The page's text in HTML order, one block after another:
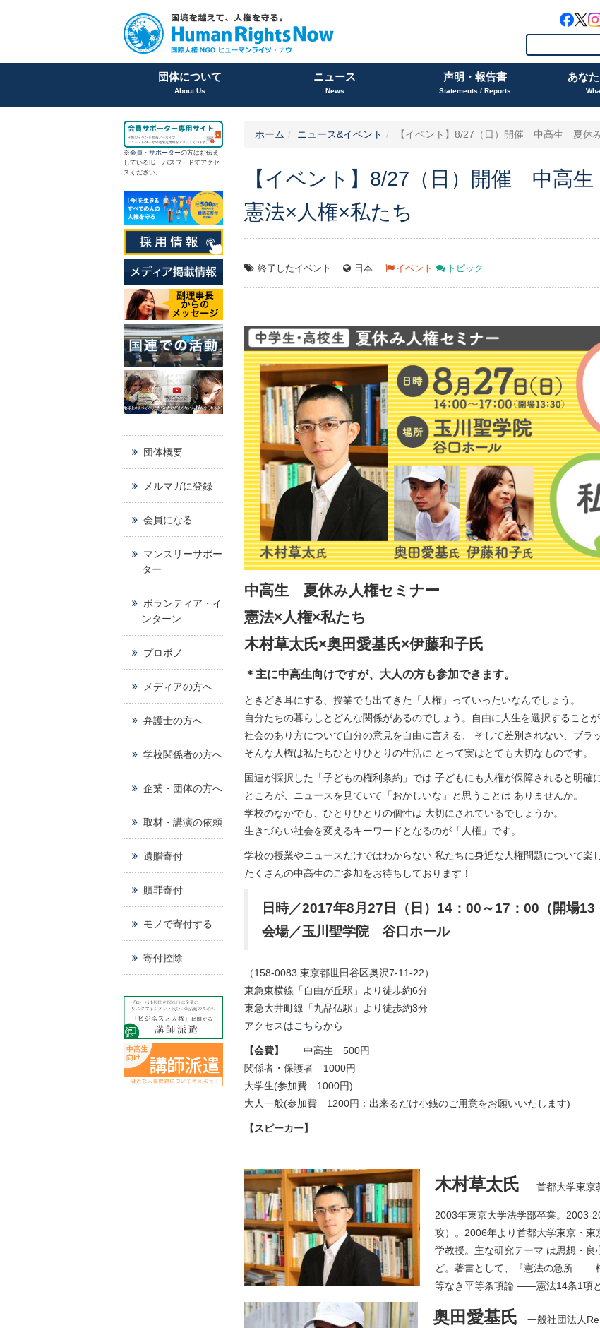
団体について
About Us
ニュース
News
声明・報告書
Statements / Reports
あな
ホーム ニュース&イベント 【イベント】8/27（日）開催 中高生 夏休
【イベント】8/27（日）開催 中高
憲法×人権×私たち
終了したイベント 日本 イベント トピック
中高生 夏休み人権セミナー
憲法×人権×私たち
木村草太氏×奥田愛基氏×伊藤和子氏
＊主に中高生向けですが、大人の方も参加できます。
ときどき耳にする、授業でも出てきた「人権」っていったいなんでしょう。
自分たちの暮らしとどんな関係があるのでしょう。自由に人生を選択することが
社会のあり方について自分の意見を自由に言える、 そして差別されない、ブラ
そんな人権は私たちひとりひとりの生活に とって実はとても大切なものです。
国連が採択した「子どもの権利条約」では 子どもにも人権が保障されると明確
ところが、ニュースを見ていて「おかしいな」と思うことは ありませんか。
学校のなかでも、ひとりひとりの個性は 大切にされているでしょうか。
生きづらい社会を変えるキーワードとなるのが「人権」です。
学校の授業やニュースだけではわからない 私たちに身近な人権問題について楽
たくさんの中高生のご参加をお待ちしております！
日時／2017年8月27日（日）14：00～17：00（開場13
会場／玉川聖学院 谷口ホール
（158-0083 東京都世田谷区奥沢7-11-22）
東急東横線「自由が丘駅」より徒歩約6分
東急大井町線「九品仏駅」より徒歩約3分
アクセスはこちらから
【会費】
中高生 500円
関係者・保護者 1000円
大学生(参加費 1000円)
大人一般(参加費 1200円：出来るだけ小銭のご用意をお願いいたします)
【スピーカー】
木村草太氏 首都大学東京
2003年東京大学法学部卒業。2003-
攻）。2006年より首都大学東京・
学教授。主な研究テーマ は思想・
ど。著書として、『憲法の急所 ――
等なき平等条項論 ――憲法14条1項
奥田愛基氏 一般社団法人
※会員 ・ サポーターの方はお伝え
しているID、パスワードでアクセ
スください。
団体概要
メルマガに登録
会員になる
マンスリーサポー
ター
ボランティア・イ
ンターン
プロボノ
メディアの方へ
弁護士の方へ
学校関係者の方へ
企業・団体の方へ
取材・講演の依頼
遺贈寄付
贖罪寄付
モノで寄付する
寄付控除